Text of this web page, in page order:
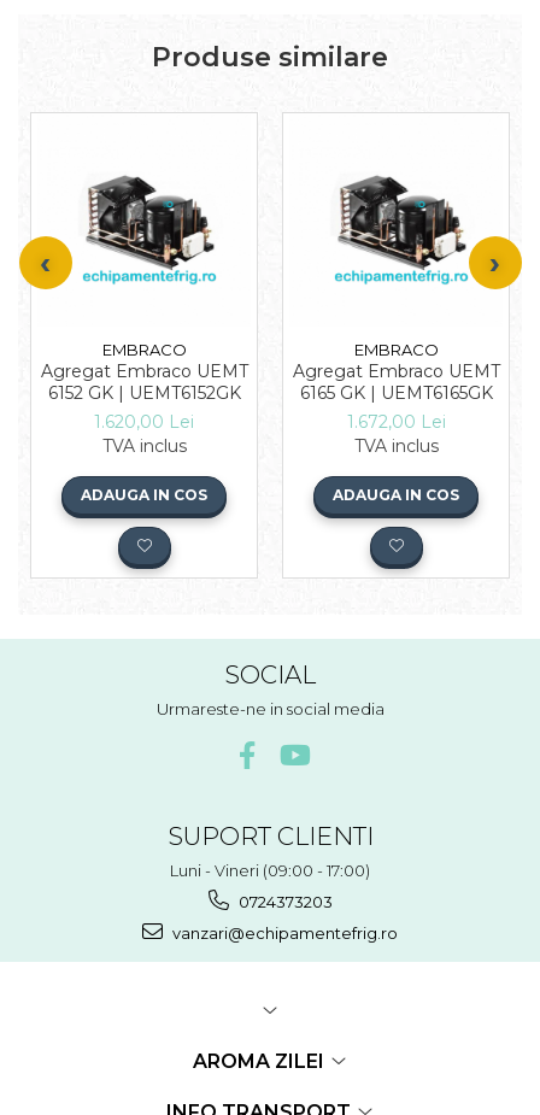
Produse similare
EMBRACO
Agregat Embraco UEMT
6152 GK | UEMT6152GK
1.620,00 Lei
TVA inclus
ADAUGA IN COS
EMBRACO
Agregat Embraco UEMT
6165 GK | UEMT6165GK
1.672,00 Lei
TVA inclus
ADAUGA IN COS
SOCIAL
Urmareste-ne in social media
SUPORT CLIENTI
Luni - Vineri (09:00 - 17:00)
0724373203
vanzari@echipamentefrig.ro
AROMA ZILEI